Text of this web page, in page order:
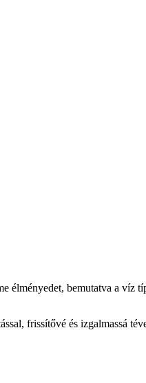
bemutatva a víz
frissítővé és izgalmassá